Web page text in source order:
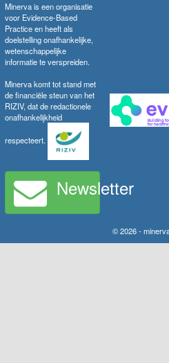
Minerva is een organisatie
voor Evidence-Based
Practice en heeft als
doelstelling onafhankelijke,
wetenschappelijke
informatie te verspreiden.
Minerva komt tot stand met
de financiële steun van het
RIZIV, dat de redactionele
onafhankelijkheid
respecteert.
Newsletter
© 2026 -